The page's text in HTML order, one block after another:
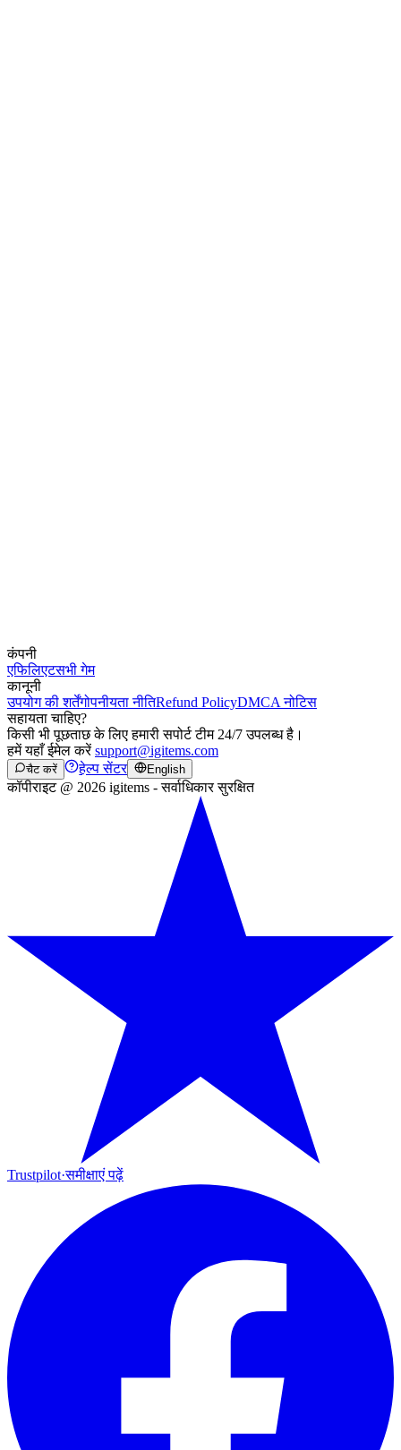
कंपनी
एफिलिएटसभी गेम
कानूनी
उपयोग की शर्तेंगोपनीयता नीतिRefund PolicyDMCA नोटिस
सहायता चाहिए?
किसी भी पूछताछ के लिए हमारी सपोर्ट टीम 24/7 उपलब्ध है।
हमें यहाँ ईमेल करेंsupport@igitems.com
चैट करें हेल्प सेंटर English
कॉपीराइट @ 2026 igitems - सर्वाधिकार सुरक्षित
Trustpilot·समीक्षाएं पढ़ें